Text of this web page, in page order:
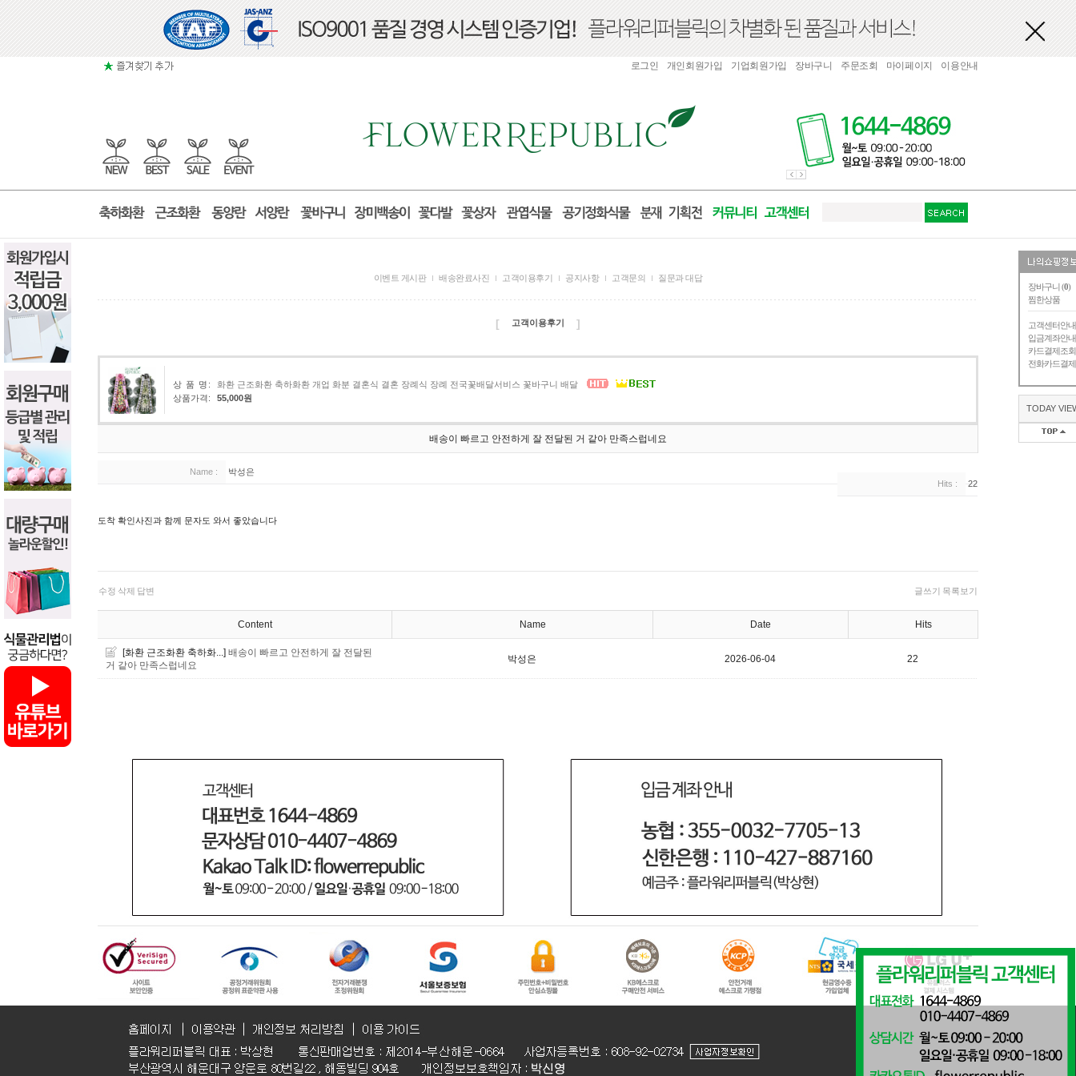
장바구니 (0)
찜한상품
고객센터안내
입금계좌안내
카드결제조회
전화카드결제
TODAY
로그인 개인회원가입 기업회원가입 장바구니 주문조회 마이페이지 이용안내
이벤트 게시판 배송완료사진 고객이용후기 공지사항 고객문의 질문과 대답
[ 고객이용후기 ]
상 품 명:
화환 근조화환 축하화환 개업 화분 결혼식 결혼 장례식 장례 전국꽃배달서비스 꽃바구니 배달
상품가격:
55,000원
배송이 빠르고 안전하게 잘 전달된 거 같아 만족스럽네요
Name :
박성은
Hits :
22
도착 확인사진과 함께 문자도 와서 좋았습니다
수정 삭제 답변 글쓰기 목록보기
Content Name Date Hits
[화환 근조화환 축하화...] 배송이 빠르고 안전하게 잘 전달된
거 같아 만족스럽네요
박성은 2026-06-04 22